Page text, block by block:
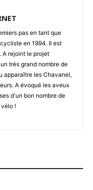
pas en tant que
en 1994. Il est
A rejoint le projet
très grand nombre de
apparaître les Chavanel,
A évoqué les aveux
d'un bon nombre de
vélo !